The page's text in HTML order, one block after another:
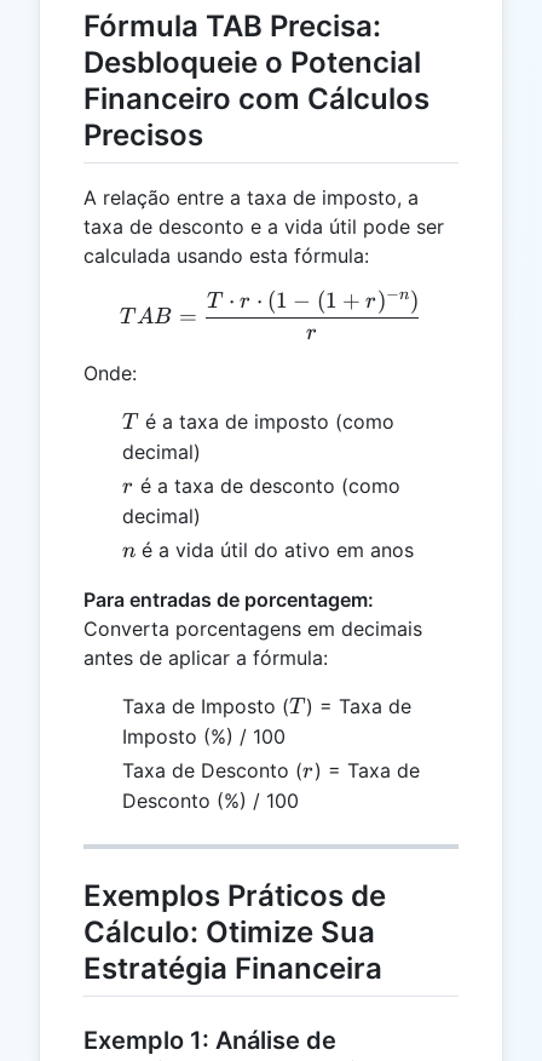
Fórmula TAB Precisa:
Desbloqueie o Potencial
Financeiro com Cálculos
Precisos
A relação entre a taxa de imposto, a
taxa de desconto e a vida útil pode ser
calculada usando esta fórmula:
TAB = \frac{T \cdot r
TAB =
r
T ⋅ r ⋅ (1 − (1 + r)−n)
Onde:
T
T é a taxa de imposto (como
decimal)
r
r é a taxa de desconto (como
decimal)
n
n é a vida útil do ativo em anos
Para entradas de porcentagem:
Converta porcentagens em decimais
antes de aplicar a fórmula:
Taxa de Imposto (T
T ) = Taxa de
Imposto (%) / 100
Taxa de Desconto (r
r) = Taxa de
Desconto (%) / 100
Exemplos Práticos de
Cálculo: Otimize Sua
Estratégia Financeira
Exemplo 1: Análise de